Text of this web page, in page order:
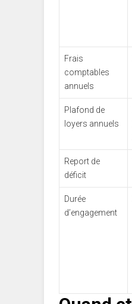
Frais
comptables
annuels
Plafond de
loyers annuels
Report de
déficit
Durée
d’engagement